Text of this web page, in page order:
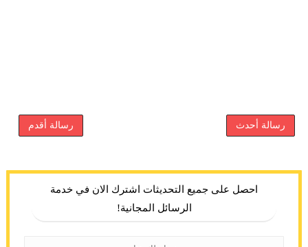
رسالة أحدث رسالة أقدم
احصل على جميع التحديثات اشترك الان في خدمة
الرسائل المجانية!